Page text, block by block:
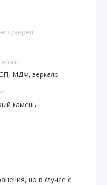
во дверец
МДФ, зеркало
камень
но в случае с